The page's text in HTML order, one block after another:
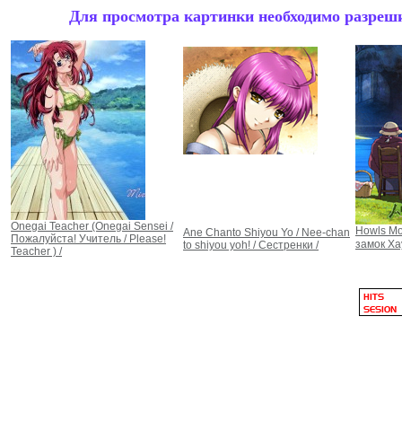
Для просмотра картинки необходимо
Onegai Teacher (Onegai Sensei /
Пожалуйста! Учитель / Please!
Teacher ) /
Ane Chanto Shiyou Yo / Nee-chan
to shiyou yoh! / Сестренки /
Howls
замок